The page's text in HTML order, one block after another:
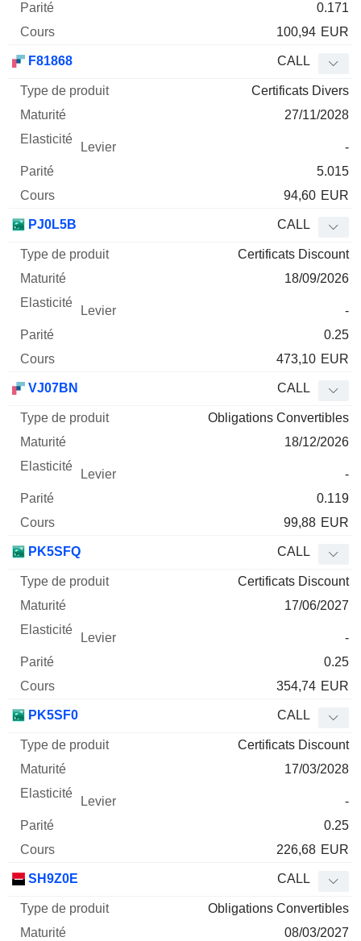
0.171
100,94 EUR
F81868 CALL
Certificats Divers
27/11/2028
-
5.015
94,60 EUR
PJ0L5B CALL
Certificats Discount
18/09/2026
-
0.25
473,10 EUR
VJ07BN CALL
Obligations Convertibles
18/12/2026
-
0.119
99,88 EUR
PK5SFQ CALL
Certificats Discount
17/06/2027
-
0.25
354,74 EUR
PK5SF0 CALL
Certificats Discount
17/03/2028
-
0.25
226,68 EUR
SH9Z0E CALL
Obligations Convertibles
08/03/2027